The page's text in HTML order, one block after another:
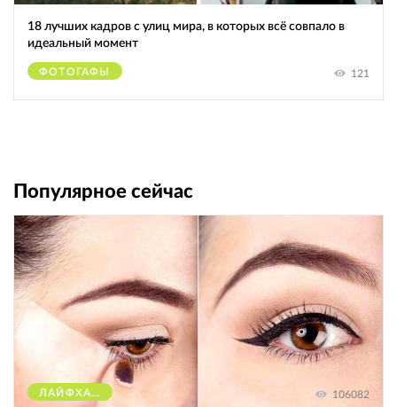
18 лучших кадров с улиц мира, в которых всё совпало в
идеальный момент
ФОТОГАФЫ 121
Популярное сейчас
ЛАЙФХАКИ 106082